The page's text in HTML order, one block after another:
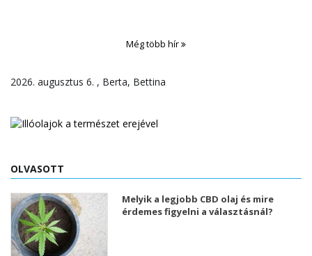
Még több hír
2026. augusztus 6. , Berta, Bettina
OLVASOTT
Melyik a legjobb CBD olaj és mire
érdemes figyelni a választásnál?